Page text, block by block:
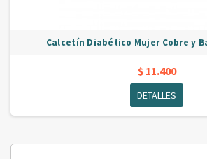
Calcetín Diabético Mujer Cobre y
$ 11.400
DETALLES